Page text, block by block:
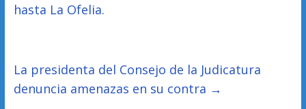
hasta La Ofelia.
La presidenta del Consejo de la Judicatura
denuncia amenazas en su contra →